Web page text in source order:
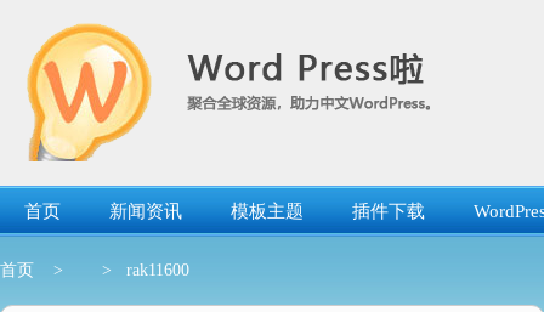
首页 新闻资讯 模板主题 插件下载
首页 > > rak11600